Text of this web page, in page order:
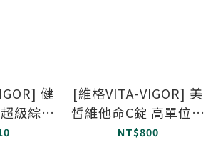
健
級綜合
維他命
[維格VITA-VIGOR] 美
皙維他命C錠 高單位維
他命C1000 60粒
NT$800